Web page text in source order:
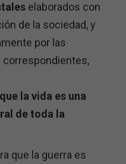
elaborados con
de la sociedad, y
por las
la vida es una
de toda la
que la guerra es